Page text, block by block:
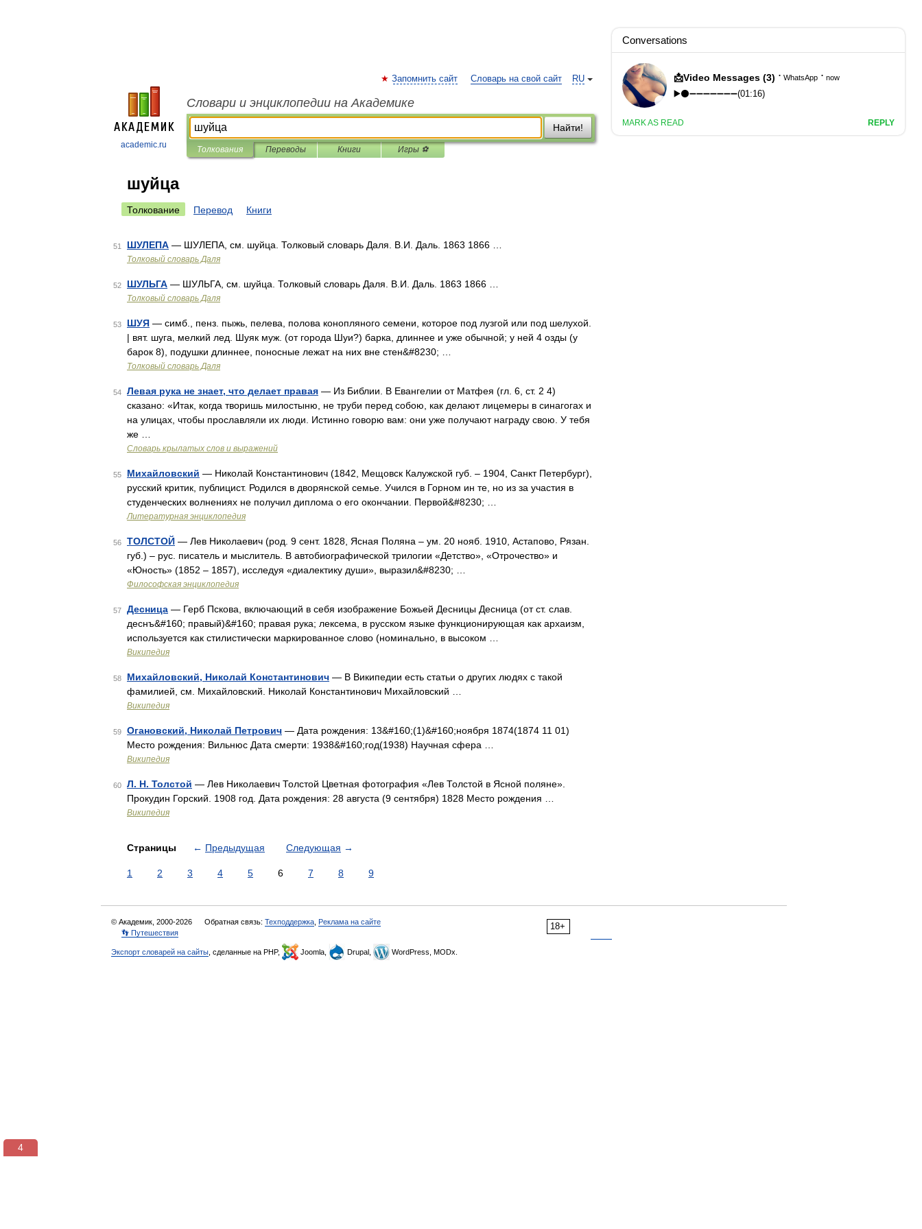
academic.ru
RU
Запомнить сайт Словарь на свой сайт
Словари и энциклопедии на Академике
Найти!
Толкования Переводы Книги Игры ⚽
шуйца
Толкование Перевод Книги
51 ШУЛЕПА — ШУЛЕПА, см. шуйца. Толковый словарь Даля. В.И. Даль. 1863 1866 …
Толковый словарь Даля
52 ШУЛЬГА — ШУЛЬГА, см. шуйца. Толковый словарь Даля. В.И. Даль. 1863 1866 …
Толковый словарь Даля
53 ШУЯ — симб., пенз. пыжь, пелева, полова конопляного семени, которое под лузгой или под шелухой.
| вят. шуга, мелкий лед. Шуяк муж. (от города Шуи?) барка, длиннее и уже обычной; у ней 4 озды (у
барок 8), подушки длиннее, поносные лежат на них вне стен&#8230; …
Толковый словарь Даля
54 Левая рука не знает, что делает правая — Из Библии. В Евангелии от Матфея (гл. 6, ст. 2 4)
сказано: «Итак, когда творишь милостыню, не труби перед собою, как делают лицемеры в синагогах и
на улицах, чтобы прославляли их люди. Истинно говорю вам: они уже получают награду свою. У тебя
же …
Словарь крылатых слов и выражений
55 Михайловский — Николай Константинович (1842, Мещовск Калужской губ. – 1904, Санкт Петербург),
русский критик, публицист. Родился в дворянской семье. Учился в Горном ин те, но из за участия в
студенческих волнениях не получил диплома о его окончании. Первой&#8230; …
Литературная энциклопедия
56 ТОЛСТОЙ — Лев Николаевич (род. 9 сент. 1828, Ясная Поляна – ум. 20 нояб. 1910, Астапово, Рязан.
губ.) – рус. писатель и мыслитель. В автобиографической трилогии «Детство», «Отрочество» и
«Юность» (1852 – 1857), исследуя «диалектику души», выразил&#8230; …
Философская энциклопедия
57 Десница — Герб Пскова, включающий в себя изображение Божьей Десницы Десница (от ст. слав.
деснъ&#160; правый)&#160; правая рука; лексема, в русском языке функционирующая как архаизм,
используется как стилистически маркированное слово (номинально, в высоком …
Википедия
58 Михайловский, Николай Константинович — В Википедии есть статьи о других людях с такой
фамилией, см. Михайловский. Николай Константинович Михайловский …
Википедия
59 Огановский, Николай Петрович — Дата рождения: 13&#160;(1)&#160;ноября 1874(1874 11 01)
Место рождения: Вильнюс Дата смерти: 1938&#160;год(1938) Научная сфера …
Википедия
60 Л. Н. Толстой — Лев Николаевич Толстой Цветная фотография «Лев Толстой в Ясной поляне».
Прокудин Горский. 1908 год. Дата рождения: 28 августа (9 сентября) 1828 Место рождения …
Википедия
Страницы ← Предыдущая Следующая →
1 2 3 4 5 6 7 8 9
18+
© Академик, 2000-2026 Обратная связь: Техподдержка Реклама на сайте
👣 Путешествия
Экспорт словарей на сайты , сделанные на PHP, Joomla, Drupal, WordPress, MODx.
3